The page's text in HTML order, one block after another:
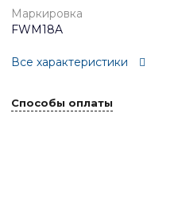
Маркировка
FWM18A
Все характеристики
Способы оплаты